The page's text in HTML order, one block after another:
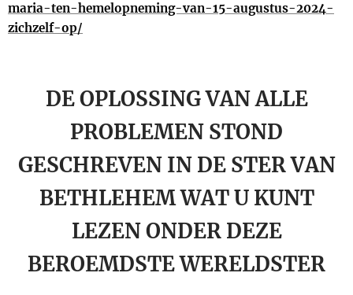
maria-ten-hemelopneming-van-15-augustus-2024-
zichzelf-op/
DE OPLOSSING VAN ALLE
PROBLEMEN STOND
GESCHREVEN IN DE STER VAN
BETHLEHEM WAT U KUNT
LEZEN ONDER DEZE
BEROEMDSTE WERELDSTER